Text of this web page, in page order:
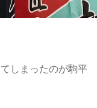
しまったのが駒平